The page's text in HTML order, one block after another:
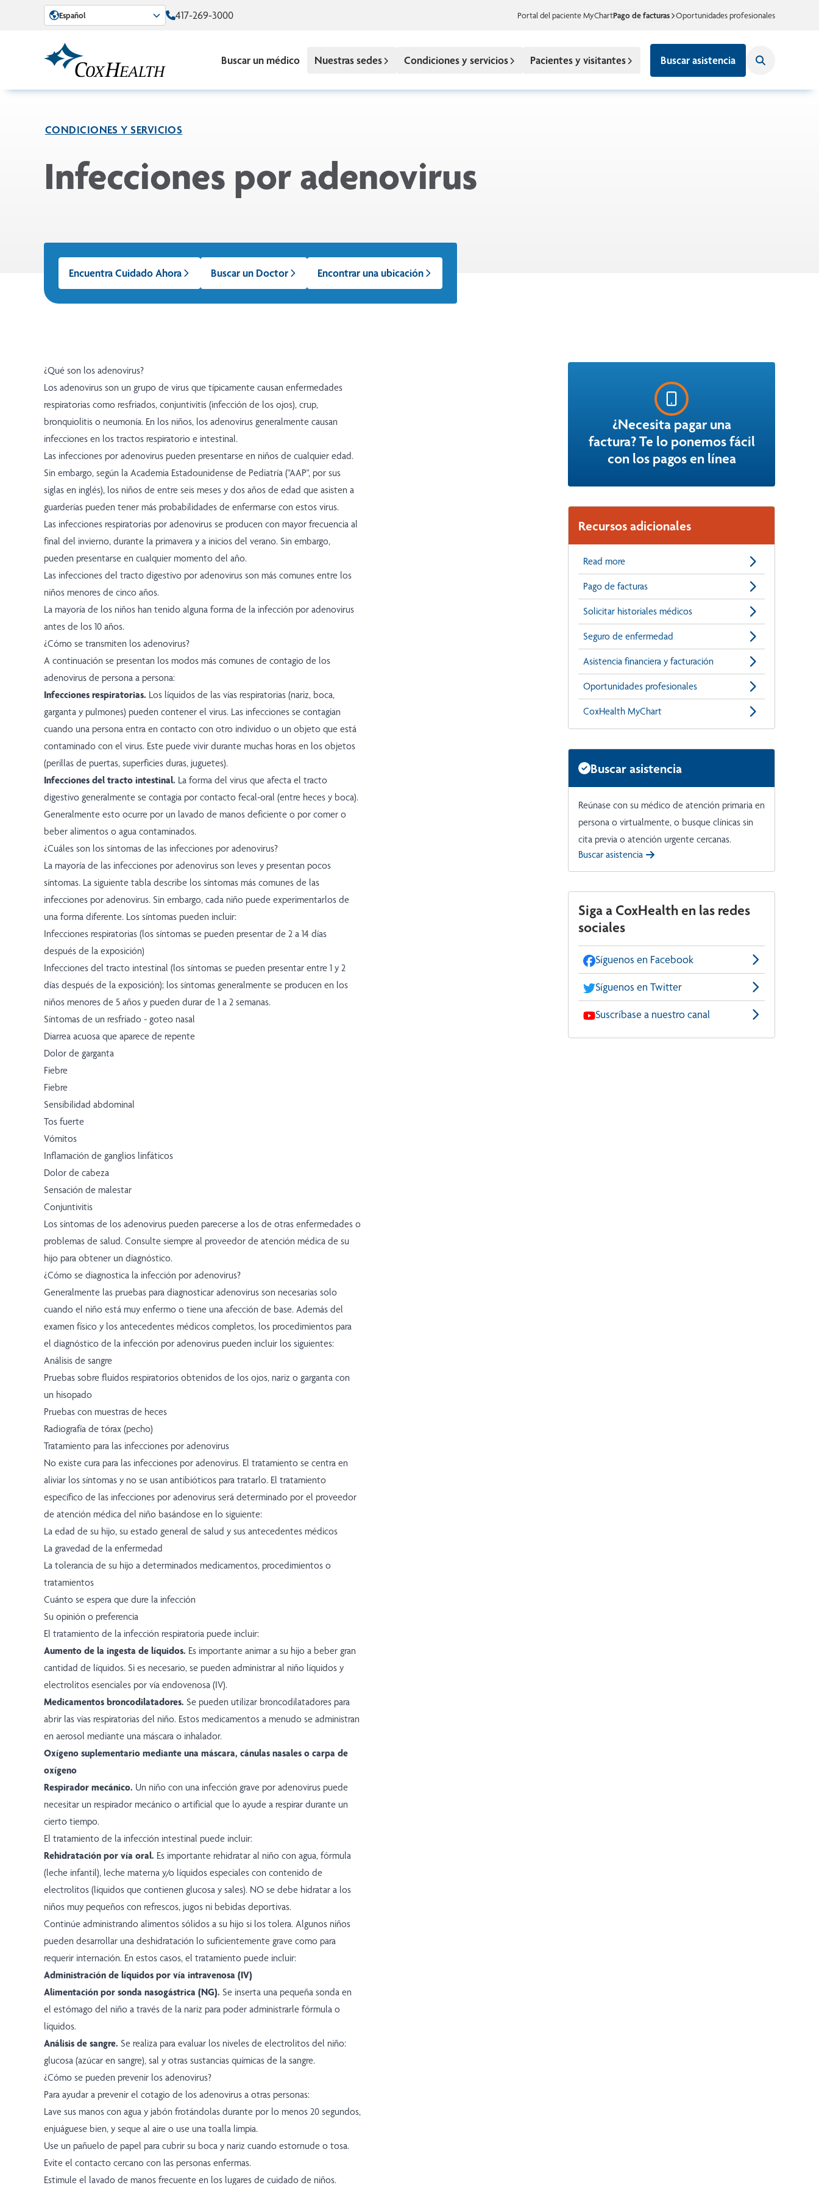
Skip to Main Content
Español 417-269-3000 Portal del paciente MyChartPago de facturas Oportunidades profesionales
Buscar un médico Nuestras sedes Condiciones y servicios Pacientes y visitantes Buscar asistencia
CONDICIONES Y SERVICIOS
Infecciones por adenovirus
Encuentra Cuidado Ahora Buscar un Doctor Encontrar una ubicación
¿Qué son los adenovirus?
Los adenovirus son un grupo de virus que típicamente causan enfermedades
respiratorias como resfriados, conjuntivitis (infección de los ojos), crup,
bronquiolitis o neumonía. En los niños, los adenovirus generalmente causan
infecciones en los tractos respiratorio e intestinal.
Las infecciones por adenovirus pueden presentarse en niños de cualquier edad.
Sin embargo, según la Academia Estadounidense de Pediatría ("AAP", por sus
siglas en inglés), los niños de entre seis meses y dos años de edad que asisten a
guarderías pueden tener más probabilidades de enfermarse con estos virus.
Las infecciones respiratorias por adenovirus se producen con mayor frecuencia al
final del invierno, durante la primavera y a inicios del verano. Sin embargo,
pueden presentarse en cualquier momento del año.
Las infecciones del tracto digestivo por adenovirus son más comunes entre los
niños menores de cinco años.
La mayoría de los niños han tenido alguna forma de la infección por adenovirus
antes de los 10 años.
¿Cómo se transmiten los adenovirus?
A continuación se presentan los modos más comunes de contagio de los
adenovirus de persona a persona:
Infecciones respiratorias. Los líquidos de las vías respiratorias (nariz, boca,
garganta y pulmones) pueden contener el virus. Las infecciones se contagian
cuando una persona entra en contacto con otro individuo o un objeto que está
contaminado con el virus. Este puede vivir durante muchas horas en los objetos
(perillas de puertas, superficies duras, juguetes).
Infecciones del tracto intestinal. La forma del virus que afecta el tracto
digestivo generalmente se contagia por contacto fecal-oral (entre heces y boca).
Generalmente esto ocurre por un lavado de manos deficiente o por comer o
beber alimentos o agua contaminados.
¿Cuáles son los síntomas de las infecciones por adenovirus?
La mayoría de las infecciones por adenovirus son leves y presentan pocos
síntomas. La siguiente tabla describe los síntomas más comunes de las
infecciones por adenovirus. Sin embargo, cada niño puede experimentarlos de
una forma diferente. Los síntomas pueden incluir:
Infecciones respiratorias (los síntomas se pueden presentar de 2 a 14 días
después de la exposición)
Infecciones del tracto intestinal (los síntomas se pueden presentar entre 1 y 2
días después de la exposición); los síntomas generalmente se producen en los
niños menores de 5 años y pueden durar de 1 a 2 semanas.
Síntomas de un resfriado - goteo nasal
Diarrea acuosa que aparece de repente
Dolor de garganta
Fiebre
Fiebre
Sensibilidad abdominal
Tos fuerte
Vómitos
Inflamación de ganglios linfáticos
Dolor de cabeza
Sensación de malestar
Conjuntivitis
Los síntomas de los adenovirus pueden parecerse a los de otras enfermedades o
problemas de salud. Consulte siempre al proveedor de atención médica de su
hijo para obtener un diagnóstico.
¿Cómo se diagnostica la infección por adenovirus?
Generalmente las pruebas para diagnosticar adenovirus son necesarias solo
cuando el niño está muy enfermo o tiene una afección de base. Además del
examen físico y los antecedentes médicos completos, los procedimientos para
el diagnóstico de la infección por adenovirus pueden incluir los siguientes:
Análisis de sangre
Pruebas sobre fluidos respiratorios obtenidos de los ojos, nariz o garganta con
un hisopado
Pruebas con muestras de heces
Radiografía de tórax (pecho)
Tratamiento para las infecciones por adenovirus
No existe cura para las infecciones por adenovirus. El tratamiento se centra en
aliviar los síntomas y no se usan antibióticos para tratarlo. El tratamiento
específico de las infecciones por adenovirus será determinado por el proveedor
de atención médica del niño basándose en lo siguiente:
La edad de su hijo, su estado general de salud y sus antecedentes médicos
La gravedad de la enfermedad
La tolerancia de su hijo a determinados medicamentos, procedimientos o
tratamientos
Cuánto se espera que dure la infección
Su opinión o preferencia
El tratamiento de la infección respiratoria puede incluir:
Aumento de la ingesta de líquidos. Es importante animar a su hijo a beber gran
cantidad de líquidos. Si es necesario, se pueden administrar al niño líquidos y
electrolitos esenciales por vía endovenosa (IV).
Medicamentos broncodilatadores. Se pueden utilizar broncodilatadores para
abrir las vías respiratorias del niño. Estos medicamentos a menudo se administran
en aerosol mediante una máscara o inhalador.
Oxígeno suplementario mediante una máscara, cánulas nasales o carpa de
oxígeno
Respirador mecánico. Un niño con una infección grave por adenovirus puede
necesitar un respirador mecánico o artificial que lo ayude a respirar durante un
cierto tiempo.
El tratamiento de la infección intestinal puede incluir:
Rehidratación por vía oral. Es importante rehidratar al niño con agua, fórmula
(leche infantil), leche materna y/o líquidos especiales con contenido de
electrolitos (líquidos que contienen glucosa y sales). NO se debe hidratar a los
niños muy pequeños con refrescos, jugos ni bebidas deportivas.
Continúe administrando alimentos sólidos a su hijo si los tolera. Algunos niños
pueden desarrollar una deshidratación lo suficientemente grave como para
requerir internación. En estos casos, el tratamiento puede incluir:
Administración de líquidos por vía intravenosa (IV)
Alimentación por sonda nasogástrica (NG). Se inserta una pequeña sonda en
el estómago del niño a través de la nariz para poder administrarle fórmula o
líquidos.
Análisis de sangre. Se realiza para evaluar los niveles de electrolitos del niño:
glucosa (azúcar en sangre), sal y otras sustancias químicas de la sangre.
¿Cómo se pueden prevenir los adenovirus?
Para ayudar a prevenir el cotagio de los adenovirus a otras personas:
Lave sus manos con agua y jabón frotándolas durante por lo menos 20 segundos,
enjuáguese bien, y seque al aire o use una toalla limpia.
Use un pañuelo de papel para cubrir su boca y nariz cuando estornude o tosa.
Evite el contacto cercano con las personas enfermas.
Estimule el lavado de manos frecuente en los lugares de cuidado de niños.
¿Necesita pagar una
factura? Te lo ponemos fácil
con los pagos en línea
Recursos adicionales
Read more
Pago de facturas
Solicitar historiales médicos
Seguro de enfermedad
Asistencia financiera y facturación
Oportunidades profesionales
CoxHealth MyChart
Buscar asistencia
Reúnase con su médico de atención primaria en
persona o virtualmente, o busque clínicas sin
cita previa o atención urgente cercanas.
Buscar asistencia
Siga a CoxHealth en las redes
sociales
Síguenos en Facebook
Síguenos en Twitter
Suscríbase a nuestro canal